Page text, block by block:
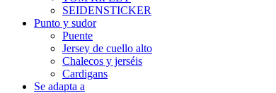
SEIDENSTICKER
Punto y sudor
Puente
Jersey de cuello alto
Chalecos y jerséis
Cardigans
Se adapta a